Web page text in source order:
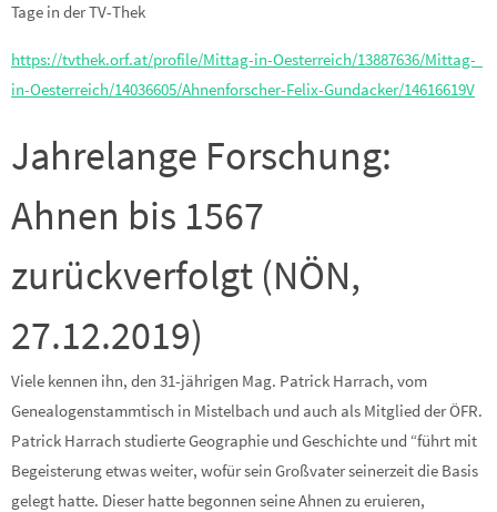
Tage in der TV-Thek
https://tvthek.orf.at/profile/Mittag-in-Oesterreich/13887636/Mittag-
in-Oesterreich/14036605/Ahnenforscher-Felix-Gundacker/14616619V
Jahrelange Forschung:
Ahnen bis 1567
zurückverfolgt (NÖN,
27.12.2019)
Viele kennen ihn, den 31-jährigen Mag. Patrick Harrach, vom
Genealogenstammtisch in Mistelbach und auch als Mitglied der ÖFR.
Patrick Harrach studierte Geographie und Geschichte und “führt mit
Begeisterung etwas weiter, wofür sein Großvater seinerzeit die Basis
gelegt hatte. Dieser hatte begonnen seine Ahnen zu eruieren,